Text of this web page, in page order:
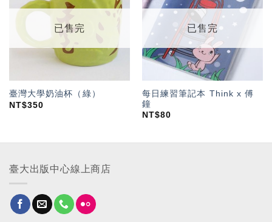
望輕
已售完
臺灣大學奶油杯（綠）
NT$350
望輕
已售完
每日練習筆記本 Think x 傅
鐘
NT$80
臺大出版中心線上商店